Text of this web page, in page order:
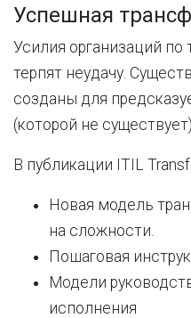
Успешная
Усилия организаций
терпят неудачу.
созданы для
(которой не существует).
В публикации ITIL
Новая модель
на сложности.
Пошаговая
Модели
исполнения